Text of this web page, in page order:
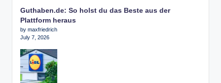
Guthaben.de: So holst du das Beste aus der
Plattform heraus
by maxfriedrich
July 7, 2026